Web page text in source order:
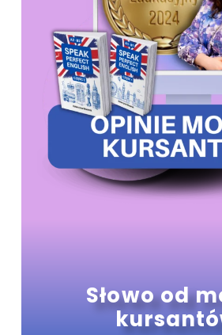
Słowo od